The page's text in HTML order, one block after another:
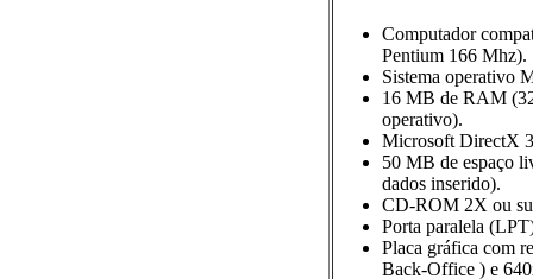
Computador
Pentium 166 Mhz).
Sistema operativo
16 MB de RAM
operativo).
Microsoft DirectX
50 MB de espaço
dados inserido).
CD-ROM 2X ou
Porta paralela
Placa gráfica com
Back-Office ) e